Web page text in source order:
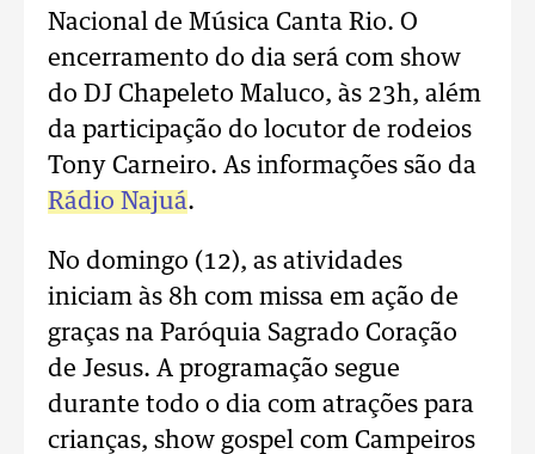
Nacional de Música Canta Rio. O
encerramento do dia será com show
do DJ Chapeleto Maluco, às 23h, além
da participação do locutor de rodeios
Tony Carneiro. As informações são da
Rádio Najuá.
No domingo (12), as atividades
iniciam às 8h com missa em ação de
graças na Paróquia Sagrado Coração
de Jesus. A programação segue
durante todo o dia com atrações para
crianças, show gospel com Campeiros